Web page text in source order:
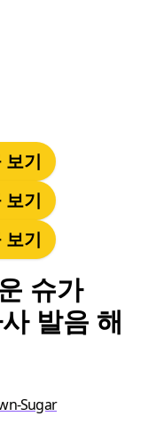
보기
보기
보기
슈가
발음 해
Sugar